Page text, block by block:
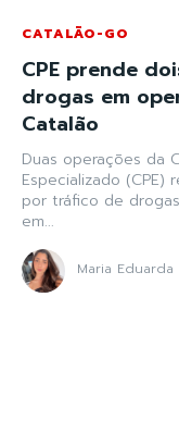
CATALÃO-GO
CPE prende
drogas em
Catalão
Duas operações da
Especializado
por tráfico de
em...
Maria Eduarda